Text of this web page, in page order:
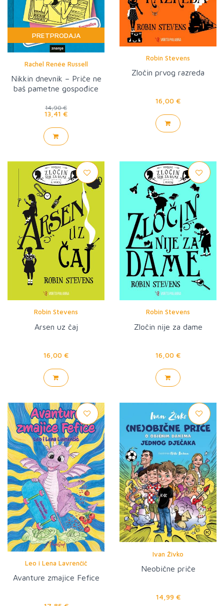
PRETPRODAJA
Rachel Renée Russell
Nikkin dnevnik – Priče ne
baš pametne gospođice
14,90 €
13,41 €
Robin Stevens
Zločin prvog razreda
16,00 €
Robin Stevens
Arsen uz čaj
16,00 €
Robin Stevens
Zločin nije za dame
16,00 €
Leo i Lena Lavrenčič
Avanture zmajice Fefice
Ivan Živko
Neobične priče
14,99 €